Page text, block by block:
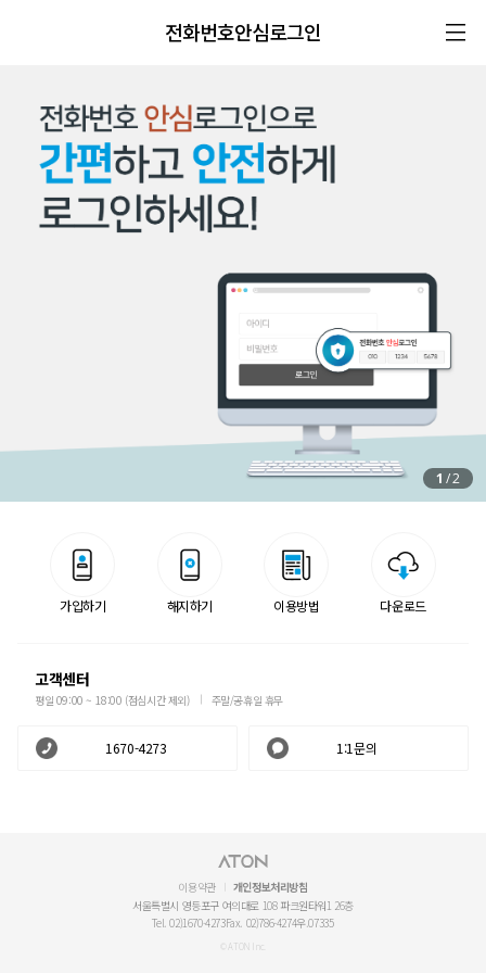
전화번호안심로그인
1 /2
가입하기 해지하기 이용방법 다운로드
고객센터
평일 09:00 ~ 18:00 (점심시간 제외) 주말/공휴일 휴무
1670-4273 1:1문의
이용약관
개인정보처리방침
서울특별시 영등포구 여의대로 108 파크원타워1 26층
Tel. 02)1670-4273Fax. 02)786-4274우.07335
© ATON Inc.